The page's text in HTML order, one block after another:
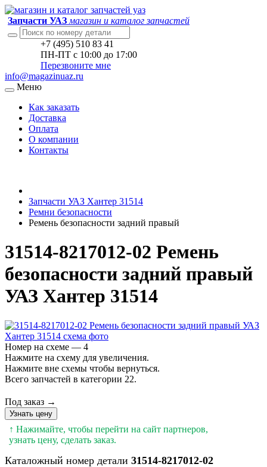
Запчасти УАЗ магазин и каталог запчастей
+7 (495) 510 83 41
ПН-ПТ с 10:00 до 17:00
Перезвоните мне
info@magazinuaz.ru
Меню
Как заказать
Доставка
Оплата
О компании
Контакты
Запчасти УАЗ Хантер 31514
Ремни безопасности
Ремень безопасности задний правый
31514-8217012-02 Ремень
безопасности задний правый
УАЗ Хантер 31514
Номер на схеме — 4
Нажмите на схему для увеличения.
Нажмите вне схемы чтобы вернуться.
Всего запчастей в категории 22.
Под заказ →
Узнать цену
↑ Нажимайте, чтобы перейти на сайт партнеров,
узнать цену, сделать заказ.
Каталожный номер детали 31514-8217012-02